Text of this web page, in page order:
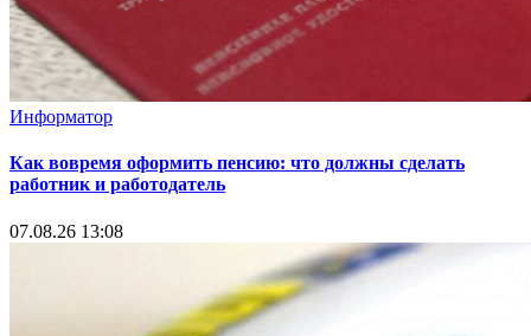
Информатор
Как вовремя оформить пенсию: что должны сделать
работник и работодатель
07.08.26 13:08